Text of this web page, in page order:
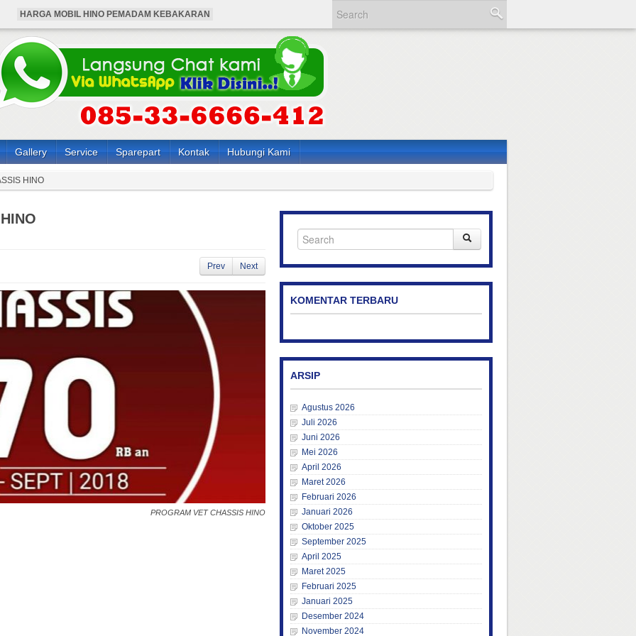
HARGA MOBIL HINO PEMADAM KEBAKARAN
HARGA BUS HINO 4X4 ANGKUTAN KARYAWAN
HARGA HINO 136 HDX PEMADAM KEBAKARAN
HINO 136 HDX PEMADAM KEBAKARAN
BUS HINO 4X4 ANGKUTAN KARYAWAN
Gallery Service Sparepart Kontak Hubungi Kami
HINO
Prev Next
PROGRAM VET CHASSIS HINO
KOMENTAR TERBARU
ARSIP
Agustus 2026
Juli 2026
Juni 2026
Mei 2026
April 2026
Maret 2026
Februari 2026
Januari 2026
Oktober 2025
September 2025
April 2025
Maret 2025
Februari 2025
Januari 2025
Desember 2024
November 2024